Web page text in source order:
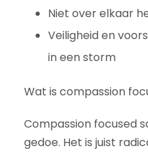
Niet over elkaar
Veiligheid en
in een storm
Wat is compassion
Compassion focused
gedoe. Het is juist